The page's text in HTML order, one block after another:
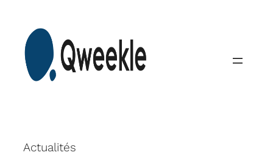
content
Actualités